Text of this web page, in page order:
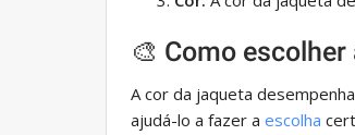
🎨 Como
A cor da jaqueta
ajudá-lo a fazer a escolha